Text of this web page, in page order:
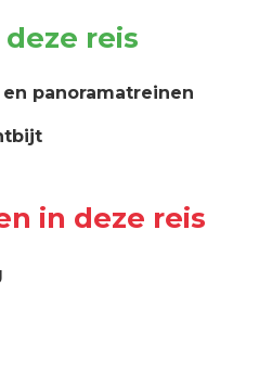
reis
en panoramatreinen
in deze reis